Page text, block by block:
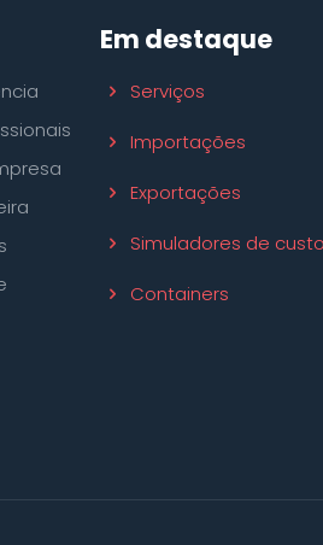
Em destaque
Serviços
Importações
Exportações
Simuladores de custo
Containers